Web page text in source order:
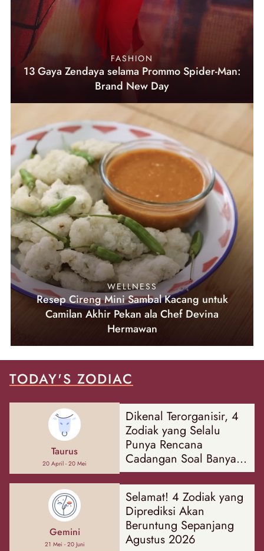
FASHION
13 Gaya Zendaya selama Prommo Spider-Man:
Brand New Day
WELLNESS
Resep Cireng Mini Sambal Kacang untuk
Camilan Akhir Pekan ala Chef Devina
Hermawan
TODAY'S ZODIAC
Taurus
20 April - 20 Mei
Dikenal Terorganisir, 4
Zodiak yang Selalu
Punya Rencana
Cadangan Soal Banyak
Hal
Gemini
21 Mei - 20 Juni
Selamat! 4 Zodiak yang
Diprediksi Akan
Beruntung Sepanjang
Agustus 2026